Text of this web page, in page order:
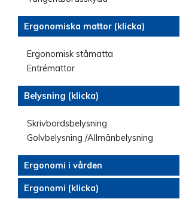
Ergonomiska mattor (klicka)
Ergonomisk ståmatta
Entrémattor
Belysning (klicka)
Skrivbordsbelysning
Golvbelysning /Allmänbelysning
Ergonomi i vården
Ergonomi (klicka)